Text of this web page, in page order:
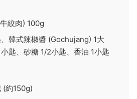
絞肉) 100g
韓式辣椒醬 (Gochujang) 1大
匙、砂糖 1/2小匙、香油 1小匙
(約150g)